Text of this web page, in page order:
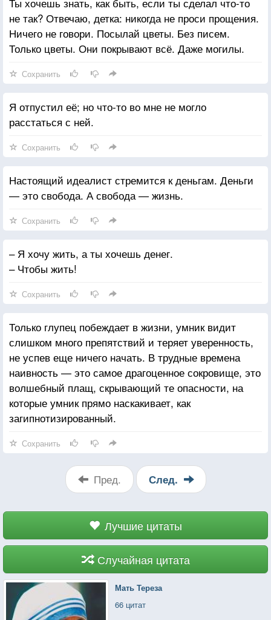
не так? Отвечаю, детка: никогда не проси прощения.
Ничего не говори. Посылай цветы. Без писем.
Только цветы. Они покрывают всё. Даже могилы.
Сохранить
Я отпустил её; но что-то во мне не могло
расстаться с ней.
Сохранить
Настоящий идеалист стремится к деньгам. Деньги
— это свобода. А свобода — жизнь.
Сохранить
– Я хочу жить, а ты хочешь денег.
– Чтобы жить!
Сохранить
Только глупец побеждает в жизни, умник видит
слишком много препятствий и теряет уверенность,
не успев еще ничего начать. В трудные времена
наивность — это самое драгоценное сокровище, это
волшебный плащ, скрывающий те опасности, на
которые умник прямо наскакивает, как
загипнотизированный.
Сохранить
Пред. След.
Лучшие цитаты
Случайная цитата
Мать Тереза
66 цитат